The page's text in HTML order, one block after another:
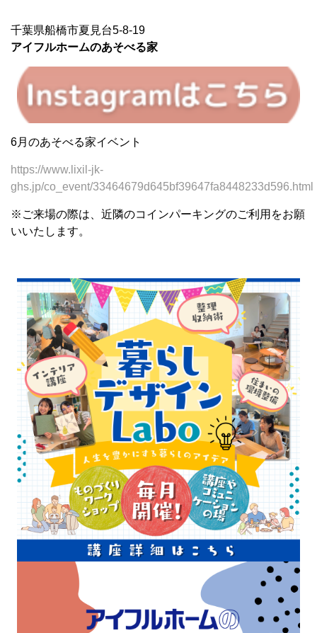
千葉県船橋市夏見台5-8-19
アイフルホームのあそべる家
6月のあそべる家イベント
https://www.lixil-jk-
ghs.jp/co_event/33464679d645bf39647fa8448233d596.html
※ご来場の際は、近隣のコインパーキングのご利用をお願
いいたします。